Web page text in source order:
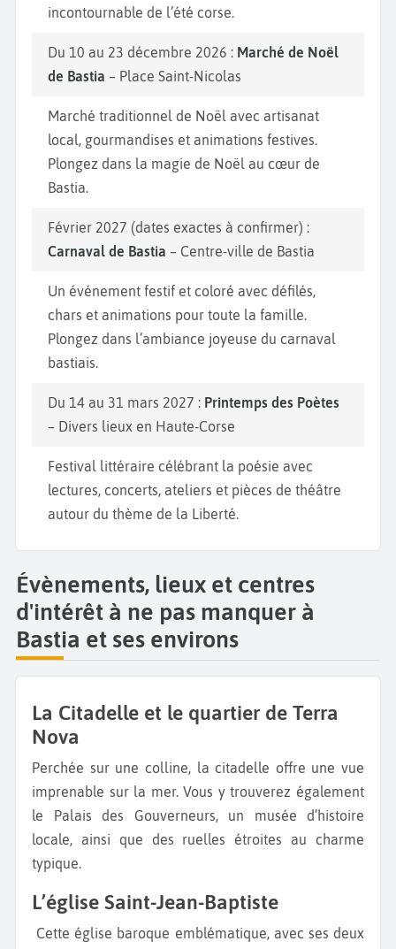
incontournable de l’été corse.
Du 10 au 23 décembre 2026 : Marché de Noël
de Bastia – Place Saint-Nicolas
Marché traditionnel de Noël avec artisanat
local, gourmandises et animations festives.
Plongez dans la magie de Noël au cœur de
Bastia.
Février 2027 (dates exactes à confirmer) :
Carnaval de Bastia – Centre-ville de Bastia
Un événement festif et coloré avec défilés,
chars et animations pour toute la famille.
Plongez dans l’ambiance joyeuse du carnaval
bastiais.
Du 14 au 31 mars 2027 : Printemps des Poètes
– Divers lieux en Haute-Corse
Festival littéraire célébrant la poésie avec
lectures, concerts, ateliers et pièces de théâtre
autour du thème de la Liberté.
Évènements, lieux et centres
d'intérêt à ne pas manquer à
Bastia et ses environs
La Citadelle et le quartier de Terra
Nova
Perchée sur une colline, la citadelle offre une vue
imprenable sur la mer. Vous y trouverez également
le Palais des Gouverneurs, un musée d’histoire
locale, ainsi que des ruelles étroites au charme
typique.
L’église Saint-Jean-Baptiste
Cette église baroque emblématique, avec ses deux